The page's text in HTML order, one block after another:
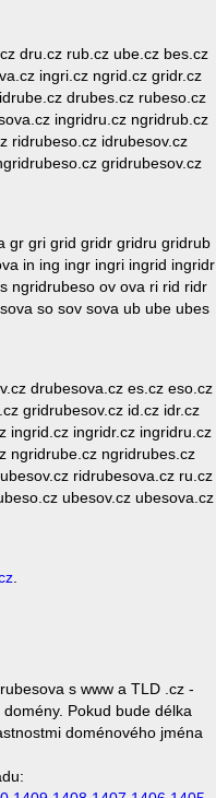
dru.cz rub.cz ube.cz bes.cz
ingri.cz ngrid.cz gridr.cz
drubes.cz rubeso.cz
ingridru.cz ngridrub.cz
ridrubeso.cz idrubesov.cz
gridrubesov.cz
gr gri grid gridr gridru gridrub
in ing ingr ingri ingrid ingridr
ngridrubeso ov ova ri rid ridr
so sov sova ub ube ubes
drubesova.cz es.cz eso.cz
gridrubesov.cz id.cz idr.cz
ingrid.cz ingridr.cz ingridru.cz
ngridrube.cz ngridrubes.cz
ridrubesova.cz ru.cz
ubesov.cz ubesova.cz
s www a TLD .cz -
Pokud bude délka
doménového jména